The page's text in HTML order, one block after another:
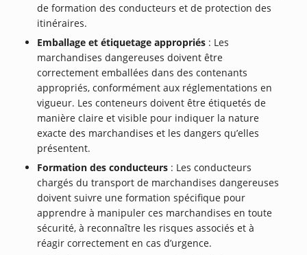
de formation des conducteurs et de protection des
itinéraires.
Emballage et étiquetage appropriés : Les
marchandises dangereuses doivent être
correctement emballées dans des contenants
appropriés, conformément aux réglementations en
vigueur. Les conteneurs doivent être étiquetés de
manière claire et visible pour indiquer la nature
exacte des marchandises et les dangers qu’elles
présentent.
Formation des conducteurs : Les conducteurs
chargés du transport de marchandises dangereuses
doivent suivre une formation spécifique pour
apprendre à manipuler ces marchandises en toute
sécurité, à reconnaître les risques associés et à
réagir correctement en cas d’urgence.